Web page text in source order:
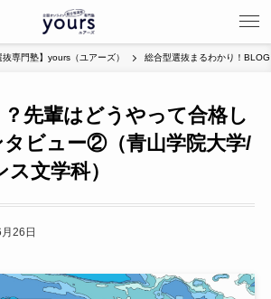
専門塾】yours（ユアーズ） 総合型選抜まるわかり！BLOG
先輩はどうやって合格し
タビュー②（青山学院大学/
文学科）
26日